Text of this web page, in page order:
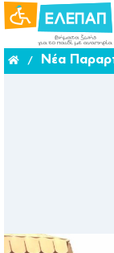
/ Νέα